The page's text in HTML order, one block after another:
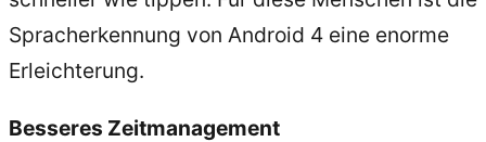
Spracherkennung von Android 4 eine enorme
Erleichterung.
Besseres Zeitmanagement